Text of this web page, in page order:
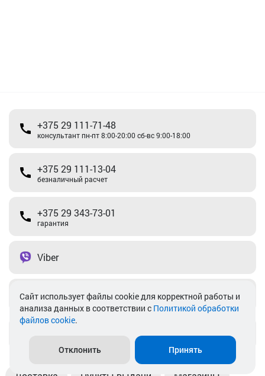
+375 29 111-71-48
консультант пн-пт 8:00-20:00 сб-вс 9:00-18:00
+375 29 111-13-04
безналичный расчет
+375 29 343-73-01
гарантия
Viber
Telegram
Cайт использует файлы cookie для корректной работы и
анализа данных в соответствии с Политикой обработки
файлов cookie.
Отклонить Принять